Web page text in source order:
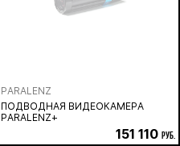
PARALENZ
ПОДВОДНАЯ ВИДЕОКАМЕРА
PARALENZ+
151 110 руб.